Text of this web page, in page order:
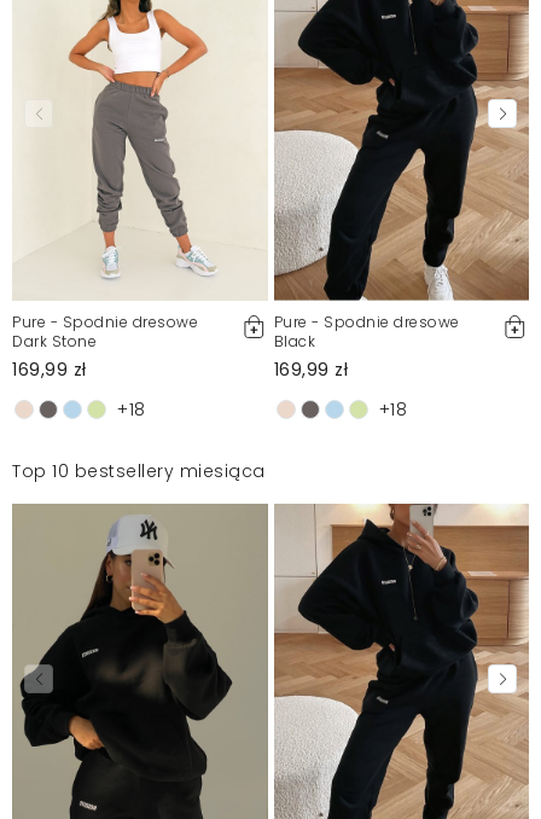
Prawie pozytywnieSpodnie świetnie wyglądają z
bluzą. Zamówiłam komplet w rozmiarze xs ponieważ
jestem dość niska (157cm) i taki noszę rozmiar. Dres
wygląda na bardzo dobrze wykonany, ale jednak
szew poszedł. Szkoda bardzo bo jest śliczny, a na
stronie są inne dresy, które planowałam kupić. Mimo
wszystko mam nadzięje, że tylko te jedne spodnie
były wadliwe dlatego zamówię coś innego i wtedy
zweryfikuje :)
2021-01-5
Mosquito zamieszcza wyłącznie zweryfikowane opinie
Klientów. Po moderacji publikujemy zarówno pozytywne, jak i
Pure - Spodnie dresowe
Dark Stone
169,99 zł
+18
Pure - Spodnie dresowe
Black
169,99 zł
+18
Top 10 bestsellery miesiąca